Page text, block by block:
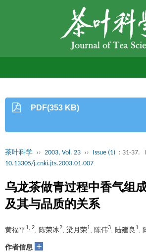
PDF(353 KB)
茶叶科学 ›› 2003, Vol. 23 ›› Issue (1) : 31-37.
10.13305/j.cnki.jts.2003.01.007
乌龙茶做青过程中香气组
及其与品质的关系
黄福平1, 2 , 陈荣冰2 , 梁月荣1 , 陈伟3 , 陆建良 1 ,
作者信息 +